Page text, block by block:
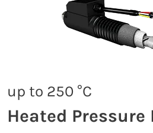
up to 250 °C
Heated Pressure